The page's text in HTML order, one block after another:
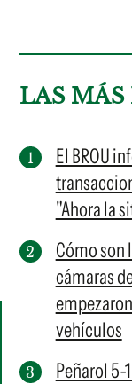
LAS MÁS
El BROU
"Ahora la
Cómo son
cámaras
vehículos
Peñarol 5-